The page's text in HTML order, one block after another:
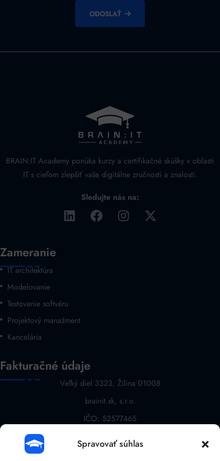
Spravovať súhlas
ODOSLAŤ
BRAIN:IT Academy ponúka kurzy a certifikačné skúšky v oblasti
IT s cieľom zlepšiť vaše digitálne zručnosti a znalosti.
Sledujte nás na:
Zameranie
IT architektúra
Modelovanie
Testovanie softvéru
Projektový manažment
Kancelária
Fakturačné údaje
Veľký diel 3323, Žilina 01008
brainit.sk, s.r.o.
IČO: 52577465